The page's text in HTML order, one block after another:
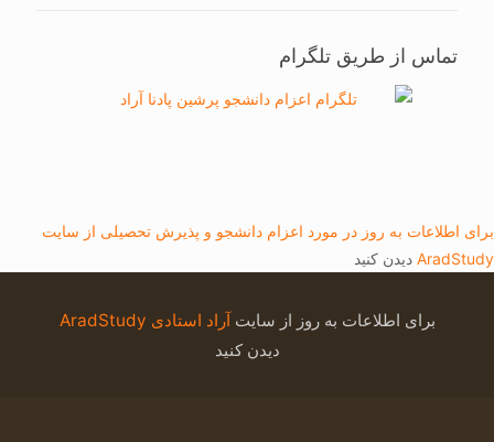
تماس از طریق تلگرام
برای اطلاعات به روز در مورد اعزام دانشجو و پذیرش تحصیلی از سایت
AradStudy دیدن کنید
برای اطلاعات به روز از سایتآراد استادی AradStudy
دیدن کنید